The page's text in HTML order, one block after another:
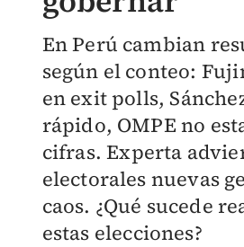
En Perú cambian
según el conteo:
en exit polls,
rápido, OMPE no
cifras. Experta
electorales nuevas
caos. ¿Qué sucede
estas elecciones?